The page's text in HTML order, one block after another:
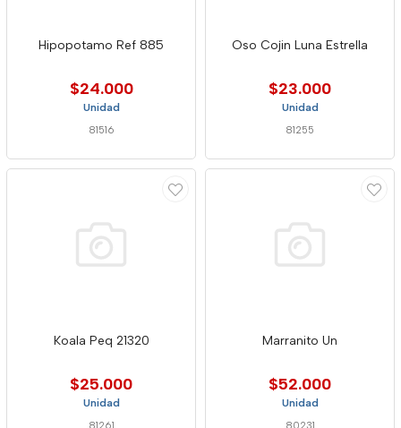
Hipopotamo Ref 885
$24.000
Unidad
81516
Oso Cojin Luna Estrella
$23.000
Unidad
81255
Koala Peq 21320
$25.000
Unidad
Marranito Un
$52.000
Unidad